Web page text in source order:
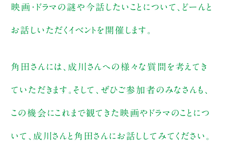
映画・ドラマの謎や今話したいことについて、どーんと
お話しいただくイベントを開催します。
角田さんには、成川さんへの様々な質問を考えてき
ていただきます。そして、ぜひご参加者のみなさんも、
この機会にこれまで観てきた映画やドラマのことにつ
いて、成川さんと角田さんにお話ししてみてください。